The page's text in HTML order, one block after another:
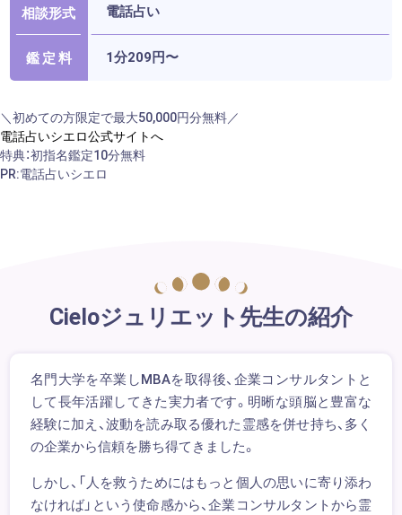
相談形式 電話占い
鑑 定 料 1分209円〜
＼初めての方限定で最大50,000円分無料／
電話占いシエロ公式サイトへ
特典：初指名鑑定10分無料
PR:電話占いシエロ
Cieloジュリエット先生の紹介
名門大学を卒業しMBAを取得後、企業コンサルタントと
して長年活躍してきた実力者です。明晰な頭脳と豊富な
経験に加え、波動を読み取る優れた霊感を併せ持ち、多く
の企業から信頼を勝ち得てきました。
しかし、「人を救うためにはもっと個人の思いに寄り添わ
なければ」という使命感から、企業コンサルタントから霊